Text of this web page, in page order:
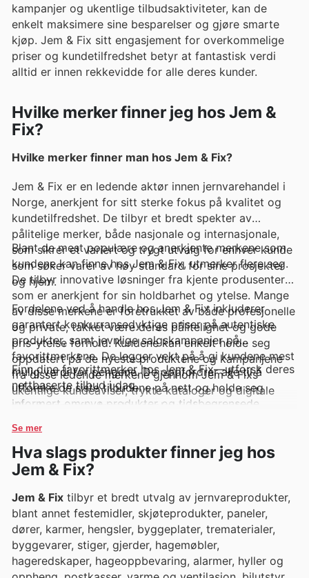
kampanjer og ukentlige tilbudsaktiviteter, kan de
enkelt maksimere sine besparelser og gjøre smarte
kjøp. Jem & Fix sitt engasjement for overkommelige
priser og kundetilfredshet betyr at fantastisk verdi
alltid er innen rekkevidde for alle deres kunder.
Hvilke merker finner jeg hos Jem &
Fix?
Hvilke merker finner man hos Jem & Fix?
Jem & Fix er en ledende aktør innen jernvarehandel i
Norge, anerkjent for sitt sterke fokus på kvalitet og
kundetilfredshet. De tilbyr et bredt spekter av
pålitelige merker, både nasjonale og internasjonale,
som sikrer et variert og trygt utvalg for enhver kunde
som søker varer av høy standard for sine prosjekter
og hjem.
Blant de mest populære og anerkjente merkene som
kundene kan finne hos Jem & Fix, utmerker flere seg.
De tilbyr innovative løsninger fra kjente produsenter
som er anerkjent for sin holdbarhet og ytelse. Mange
av disse merkene er foretrukket av både profesjonelle
og private, takket være deres pålitelighet og gode
pris-ytelse forhold. Kundene kan enkelt holde seg
oppdatert på de nyeste produktene og kampanjene
fra disse ledende merkene gjennom Jem & Fixs
ukentlige kundeaviser, trykte kataloger og digitale
tilbud, som ofte fremhever eksklusive rabatter.
Fordelene ved å handle hos Jem & Fix inkluderer
garantert konkurransedyktige priser på autentiske
produkter, samt jevnlige salgskampanjer på
favorittmerkene. De legger vekt på å gi kundene mest
mulig verdi for pengene. De oppfordrer alle til å
utforske de siste tilbudene på nett og holde seg
informert om nye produkter og tidsbegrensede
Finn dine favorittmerker hos Jem & Fix—utforsk deres
nettbaserte tilbud i dag.
Se mer
Hva slags produkter finner jeg hos
Jem & Fix?
Jem & Fix tilbyr et bredt utvalg av jernvareprodukter,
blant annet festemidler, skjøteprodukter, paneler,
dører, karmer, hengsler, byggeplater, trematerialer,
byggevarer, stiger, gjerder, hagemøbler,
hageredskaper, hageoppbevaring, alarmer, hyller og